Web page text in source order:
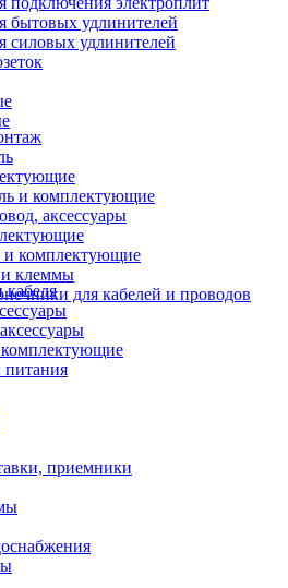
бытовых удлинителей
удлинителей
и комплектующие
аксессуары
и комплектующие
клеммы
для кабелей и проводов
комплектующие
приемники